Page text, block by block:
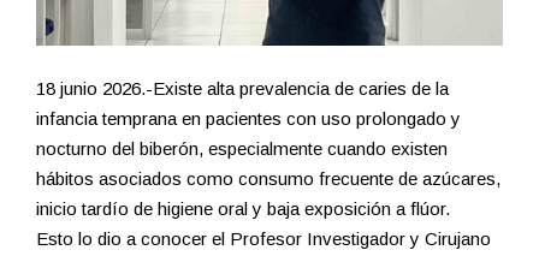
18 junio 2026.-Existe alta prevalencia de caries de la
infancia temprana en pacientes con uso prolongado y
nocturno del biberón, especialmente cuando existen
hábitos asociados como consumo frecuente de azúcares,
inicio tardío de higiene oral y baja exposición a flúor.
Esto lo dio a conocer el Profesor Investigador y Cirujano